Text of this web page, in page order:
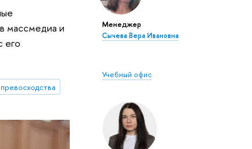
Менеджер
Сычева Вера Ивановна
Учебный офис
массмедиа и
его